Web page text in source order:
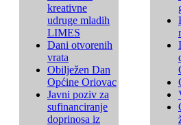
kreativne
udruge mladih
LIMES
Dani otvorenih
vrata
Obilježen Dan
Općine Oriovac
Javni poziv za
sufinanciranje
doprinosa iz